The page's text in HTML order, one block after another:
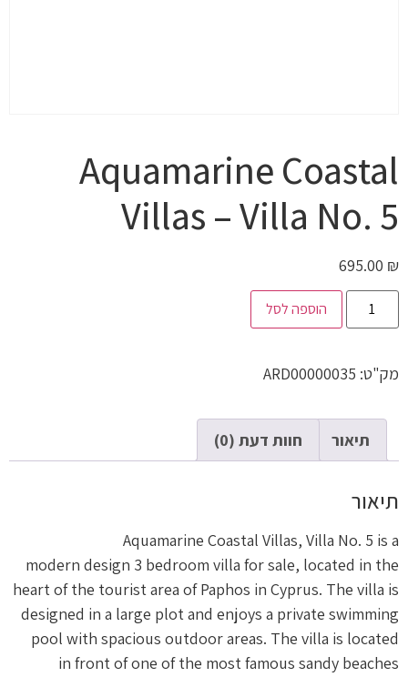
Aquamarine Coastal
Villas – Villa No. 5
695.00 ₪
הוספה לסל
מק"ט: ARD00000035
תיאור חוות דעת (0)
תיאור
Aquamarine Coastal Villas, Villa No. 5 is a
modern design 3 bedroom villa for sale, located in the
heart of the tourist area of Paphos in Cyprus. The villa is
designed in a large plot and enjoys a private swimming
pool with spacious outdoor areas. The villa is located
in front of one of the most famous sandy beaches